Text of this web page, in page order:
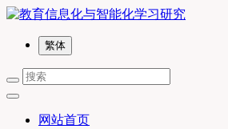
繁体
网站首页